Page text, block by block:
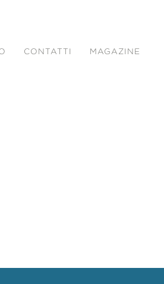
CONTATTI MAGAZINE